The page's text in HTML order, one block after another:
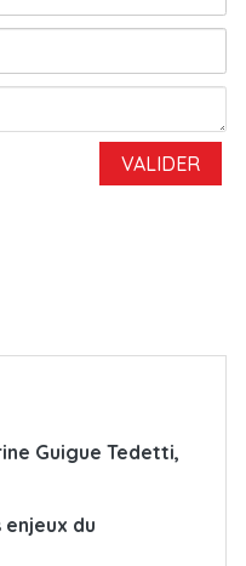
Guigue Tedetti,
enjeux du